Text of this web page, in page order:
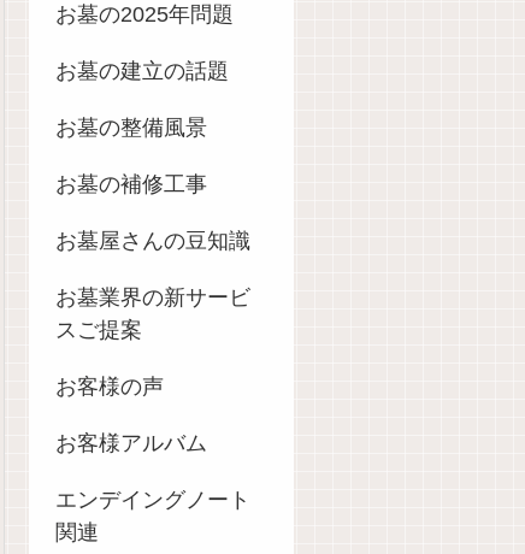
お墓の2025年問題
お墓の建立の話題
お墓の整備風景
お墓の補修工事
お墓屋さんの豆知識
お墓業界の新サービ
スご提案
お客様の声
お客様アルバム
エンデイングノート
関連